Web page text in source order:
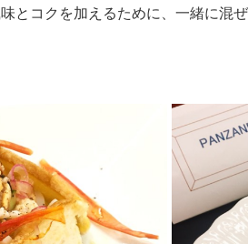
とコクを加えるために、一緒に混